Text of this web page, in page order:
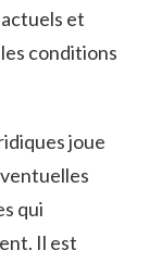
et‌
conditions
joue
qui
Il est